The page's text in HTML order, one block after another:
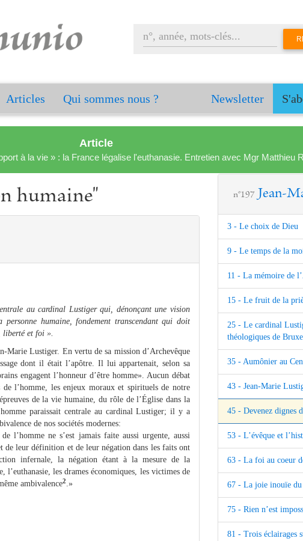
Articles Qui sommes nous ? Newsletter
Article
à la vie » : la France légalise l'euthanasie. Entretien avec Mgr Matthieu
humaine"
au cardinal Lustiger qui, dénonçant une vision
humaine, fondement transcendant qui doit
liberté et foi ».
Marie Lustiger. En vertu de sa mission d’Archevêque
dont il était l’apôtre. Il lui appartenait, selon sa
engagent l’honneur d’être homme». Aucun débat
l’homme, les enjeux moraux et spirituels de notre
de la vie humaine, du rôle de l’Église dans la
paraissait centrale au cardinal Lustiger; il y a
de nos sociétés modernes:
l’homme ne s’est jamais faite aussi urgente, aussi
de leur définition et de leur négation dans les faits ont
infernale, la négation étant à la mesure de la
les drames économiques, les victimes de
ambivalence2.»
n°197 Jean-
3 - Le choix de Dieu
9 - Le temps de la
11 - La mémoire de
15 - Le fruit de la
25 - Le cardinal
théologiques de
35 - Aumônier au
43 - Jean-Marie
45 - Devenez dignes
53 - L’évêque et
63 - La foi au coeur
67 - La joie inouïe
75 - Rien n’est
81 - Trois éclairages